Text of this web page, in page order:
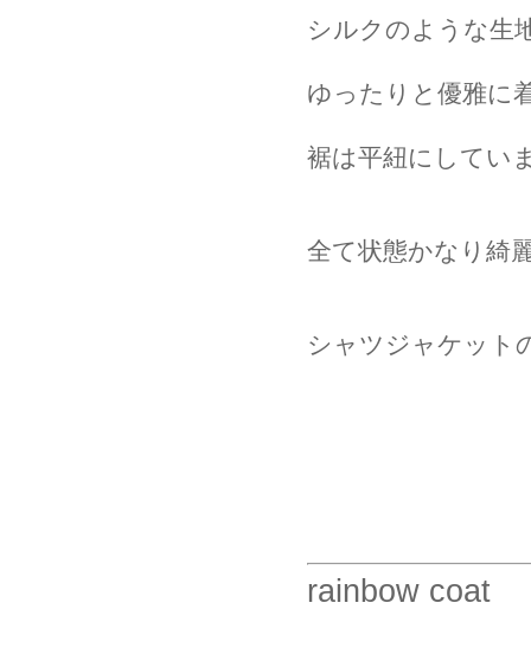
シルクのような生
ゆったりと優雅に
裾は平紐にしてい
全て状態かなり綺
シャツジャケット
rainbow coat